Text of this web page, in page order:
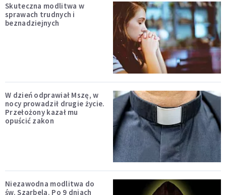
Skuteczna modlitwa w
sprawach trudnych i
beznadziejnych
W dzień odprawiał Mszę, w
nocy prowadził drugie życie.
Przełożony kazał mu
opuścić zakon
Niezawodna modlitwa do
św. Szarbela. Po 9 dniach